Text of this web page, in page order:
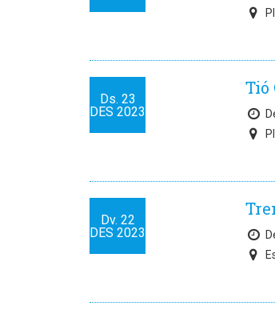
Ds. 23
DES 2023
Tió
Dv. 22
DES 2023